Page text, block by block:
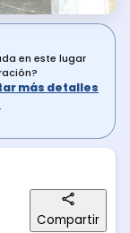
en este lugar
más detalles
Compartir